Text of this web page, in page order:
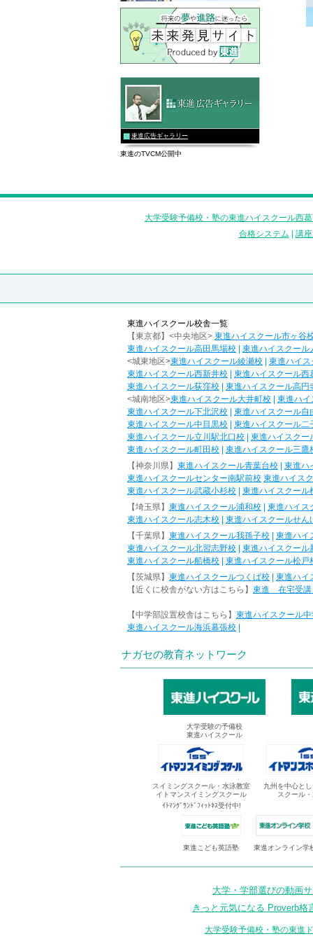
東進広告ギャラリー
東進のTVCM公開中
大学受験予備校・塾の東進ハイスクール西
合格システム
講
東進ハイスクール校舎一覧
【東京都】<中央地区> 東進ハイスクール市ヶ谷
東進ハイスクール高田馬場校
東進ハイスクール
<城東地区>東進ハイスクール綾瀬校
東進ハイ
東進ハイスクール西新井校
東進ハイスクール西
東進ハイスクール荻窪校
東進ハイスクール高円
<城南地区>東進ハイスクール大井町校
東進ハイ
東進ハイスクール下北沢校
東進ハイスクール自
東進ハイスクール中目黒校
東進ハイスクール二
東進ハイスクール立川駅北口校
東進ハイスクー
東進ハイスクール町田校
東進ハイスクール三鷹
【神奈川県】 東進ハイスクール青葉台校
東進ハ
東進ハイスクールセンター南駅前校 東進ハイス
東進ハイスクール武蔵小杉校
東進ハイスクール
【埼玉県】 東進ハイスクール浦和校
東進ハイス
東進ハイスクール志木校
東進ハイスクールせん
【千葉県】 東進ハイスクール我孫子校
東進ハイ
東進ハイスクール北習志野校
東進ハイスクール
東進ハイスクール船橋校
東進ハイスクール松戸
【茨城県】 東進ハイスクールつくば校
東進ハイ
【近くに校舎がない方はこちら】 東進 在宅受講
【中学部設置校舎はこちら】 東進ハイスクール
東進ハイスクール海浜幕張校
ナガセの教育ネットワーク
大学受験の予備校
東進ハイスクール
スイミングスクール・水泳教室
イトマンスイミングスクール
ｲﾄﾏﾝｸﾞﾗﾝﾄﾞﾌｨｯﾄﾈｽ受付中!
九州を中心と
スクール
東進こども英語塾 東進オンライン学
大学・学部選びの動画
きっと元気になる Proverb格
大学受験予備校・塾の東進